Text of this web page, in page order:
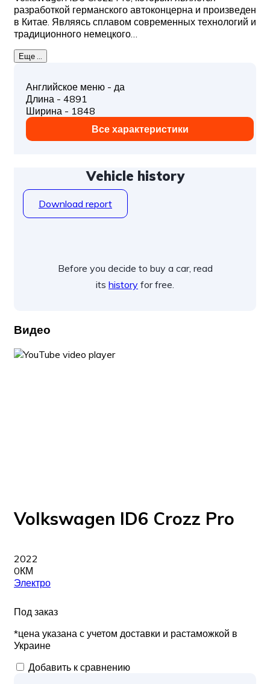
разработкой германского автоконцерна и произведен
в Китае. Являясь сплавом современных технологий и
традиционного немецкого…
Еще ...
Английское меню - да
Длина - 4891
Ширина - 1848
Все характеристики
Vehicle history
Download report
Before you decide to buy a car, read
its history for free.
Видео
Volkswagen ID6 Crozz Pro
2022
0КМ
Электро
Под заказ
*цена указана с учетом доставки и растаможкой в
Украине
Добавить к сравнению